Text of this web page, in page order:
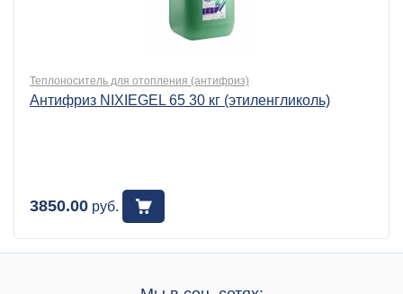
Теплоноситель для отопления (антифриз)
Антифриз NIXIEGEL 65 30 кг (этиленгликоль)
3850.00 руб.